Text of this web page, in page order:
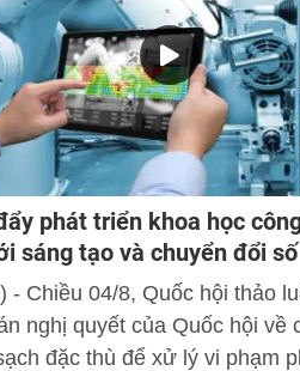
phát triển khoa học
sáng tạo và chuyển đổi số
- Chiều 04/8, Quốc hội thảo
nghị quyết của Quốc hội về
đặc thù để xử lý vi phạm